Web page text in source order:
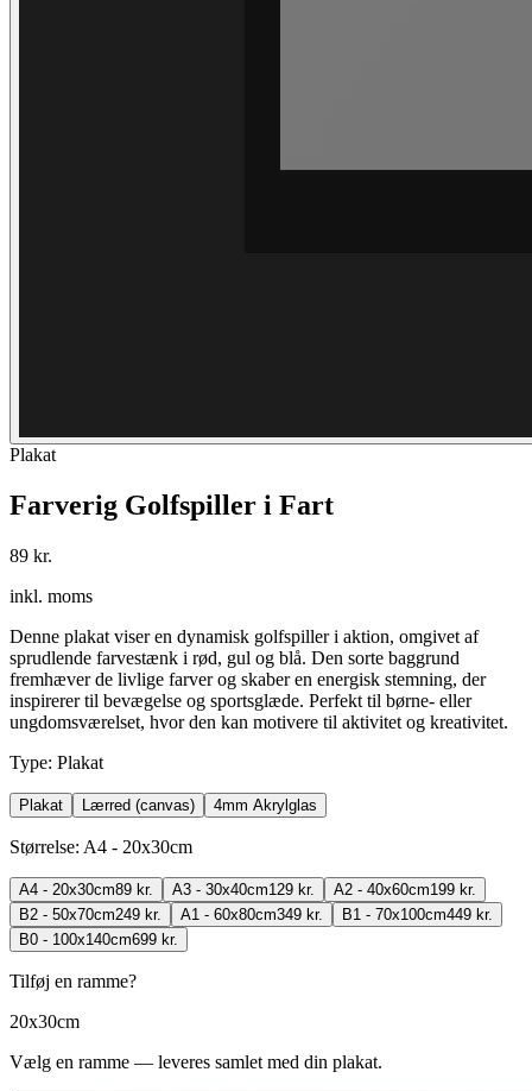
Plakat
Farverig Golfspiller i Fart
89 kr.
inkl. moms
Denne plakat viser en dynamisk golfspiller i aktion, omgivet af
sprudlende farvestænk i rød, gul og blå. Den sorte baggrund
fremhæver de livlige farver og skaber en energisk stemning, der
inspirerer til bevægelse og sportsglæde. Perfekt til børne- eller
ungdomsværelset, hvor den kan motivere til aktivitet og kreativitet.
Type: Plakat
Plakat Lærred (canvas) 4mm Akrylglas
Størrelse: A4 - 20x30cm
A4 - 20x30cm89 kr. A3 - 30x40cm129 kr. A2 - 40x60cm199 kr.
B2 - 50x70cm249 kr. A1 - 60x80cm349 kr. B1 - 70x100cm449 kr.
B0 - 100x140cm699 kr.
Tilføj en ramme?
20x30cm
Vælg en ramme — leveres samlet med din plakat.